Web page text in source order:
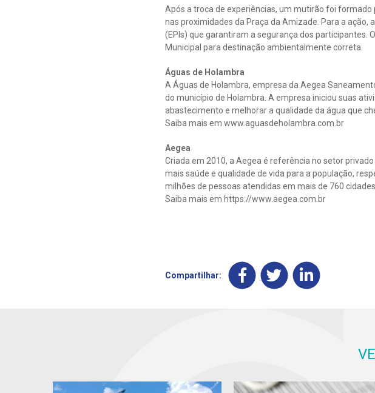
Após a troca de experiências, um mutirão foi
nas proximidades da Praça da Amizade. Para a ação,
(EPIs) que garantiram a segurança dos
Municipal para destinação ambientalmente correta.
Águas de Holambra
A Águas de Holambra, empresa da Aegea
do município de Holambra. A empresa iniciou suas
abastecimento e melhorar a qualidade da água que
Saiba mais em www.aguasdeholambra.com.br
Aegea
Criada em 2010, a Aegea é referência no setor
mais saúde e qualidade de vida para a população,
milhões de pessoas atendidas em mais de 760
Saiba mais em https://www.aegea.com.br
Compartilhar: